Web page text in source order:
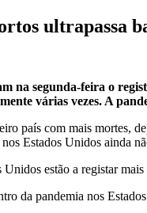
ultrapassa
na segunda-feira o
várias vezes. A
país com mais mortes,
Estados Unidos ainda
Unidos estão a registar
da pandemia nos